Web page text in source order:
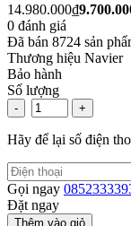
14.980.000₫
0 đánh giá
Đã bán 8724 sản
Thương hiệu Navier
Bảo hành
Số lượng
- +
Hãy để lại số điện
Gọi ngay
Đặt ngay
Thêm vào giỏ